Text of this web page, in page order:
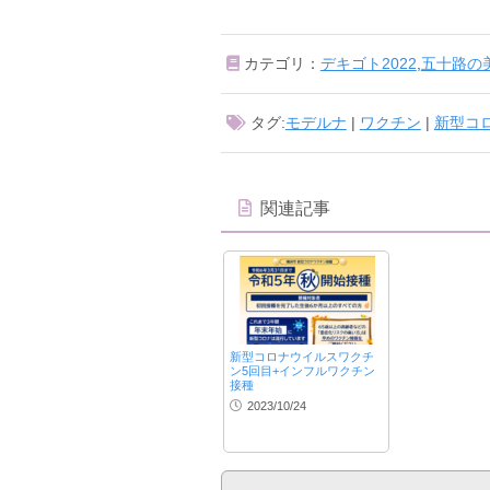
カテゴリ： デキゴト2022 五十路の
タグ:モデルナ | ワクチン | 新型コ
関連記事
新型コロナウイルスワクチ
ン5回目+インフルワクチン
接種
2023/10/24